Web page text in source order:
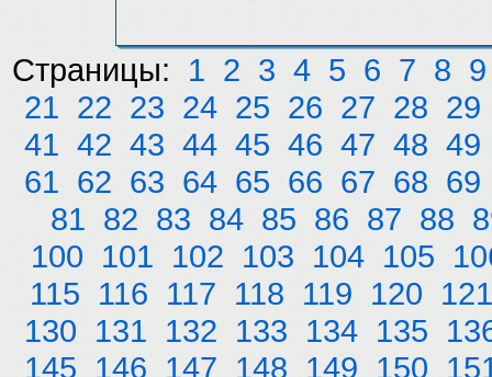
Страницы: 1 2 3 4 5 6 7 8 9
21 22 23 24 25 26 27 28 29
41 42 43 44 45 46 47 48 49
61 62 63 64 65 66 67 68 69
81 82 83 84 85 86 87 88
100 101 102 103 104 105
115 116 117 118 119 120 121
130 131 132 133 134 135
145 146 147 148 149 150